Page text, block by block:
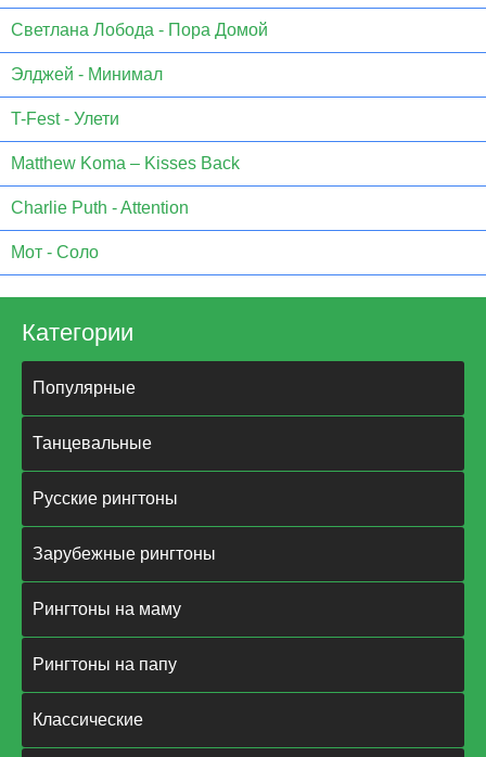
Светлана Лобода - Пора Домой
Элджей - Минимал
T-Fest - Улети
Matthew Koma – Kisses Back
Charlie Puth - Attention
Мот - Соло
Категории
Популярные
Танцевальные
Русские рингтоны
Зарубежные рингтоны
Рингтоны на маму
Рингтоны на папу
Классические